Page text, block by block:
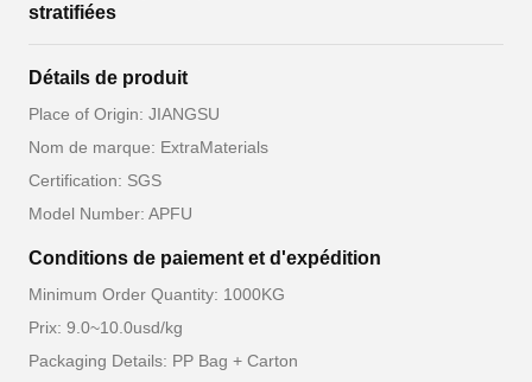
stratifiées
Détails de produit
Place of Origin: JIANGSU
Nom de marque: ExtraMaterials
Certification: SGS
Model Number: APFU
Conditions de paiement et d'expédition
Minimum Order Quantity: 1000KG
Prix: 9.0~10.0usd/kg
Packaging Details: PP Bag + Carton